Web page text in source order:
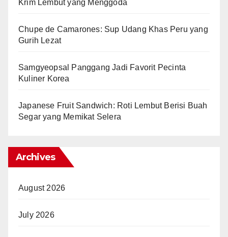
Krim Lembut yang Menggoda
Chupe de Camarones: Sup Udang Khas Peru yang
Gurih Lezat
Samgyeopsal Panggang Jadi Favorit Pecinta
Kuliner Korea
Japanese Fruit Sandwich: Roti Lembut Berisi Buah
Segar yang Memikat Selera
Archives
August 2026
July 2026